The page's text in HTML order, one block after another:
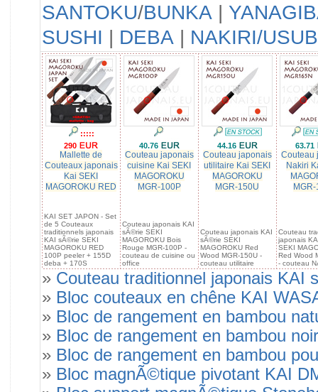
SANTOKU/BUNKA |
SUSHI | DEBA | NAKIRI/
:::::
290
Mallette de
Couteaux japonais
Kai SEKI
MAGOROKU RED
KAI SET JAPON - Set
de 5 Couteaux
traditionnels japonais
KAI sÃ©rie SEKI
MAGOROKU RED
100P peeler + 155D
deba + 170S
40.76
Couteau japonais
cuisine Kai SEKI
MAGOROKU
MGR-100P
Couteau japonais KAI
sÃ©rie SEKI
MAGOROKU Bois
Rouge MGR-100P -
couteau de cuisine ou
office
44.16
Couteau japonais
utilitaire Kai SEKI
MAGOROKU
MGR-150U
Couteau japonais KAI
sÃ©rie SEKI
MAGOROKU Red
Wood MGR-150U -
couteau utilitaire
63.71
Couteau
Nakiri
Couteau
japonais
SEKI
Red Wood
- couteau
» Couteau traditionnel japonais
» Bloc couteaux en chêne KAI
» Bloc de rangement en bambou
» Bloc de rangement en bambou
» Bloc de rangement en bambou
» Bloc magnÃ©tique pivotant KAI